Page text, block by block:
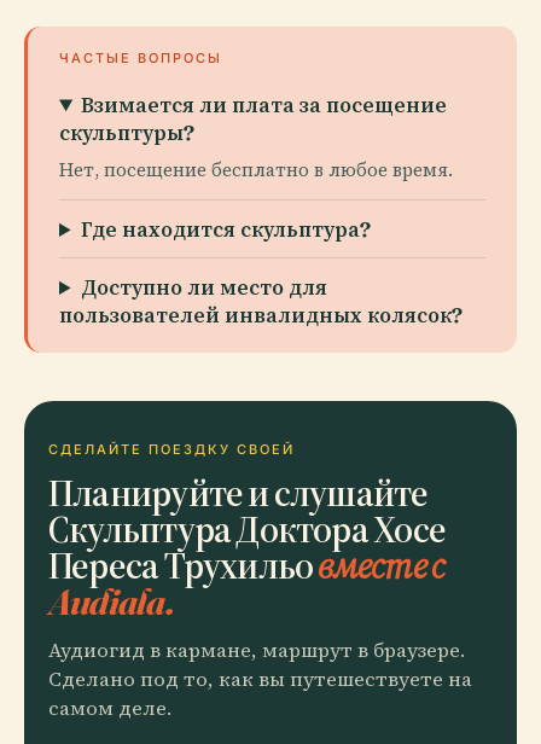
ЧАСТЫЕ ВОПРОСЫ
Взимается ли плата за посещение
скульптуры?
Нет, посещение бесплатно в любое время.
Где находится скульптура?
Доступно ли место для
пользователей инвалидных колясок?
СДЕЛАЙТЕ ПОЕЗДКУ СВОЕЙ
Планируйте и слушайте
Скульптура Доктора Хосе
Переса Трухильовместе с
Audiala.
Аудиогид в кармане, маршрут в браузере.
Сделано под то, как вы путешествуете на
самом деле.